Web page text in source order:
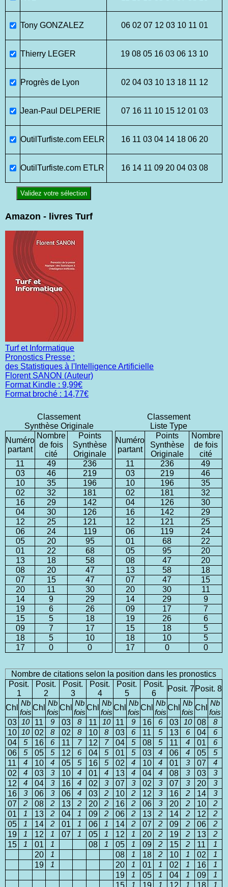
Tony GONZALEZ 06 02 07 12 03 10 11 01
Thierry LEGER 19 08 05 16 03 06 13 10
Progrès de Lyon 02 04 03 10 13 18 11 12
Jean-Paul DELPERIE 07 16 11 10 15 12 01 03
OutilTurfiste.com EELR 16 11 03 04 14 18 06 20
OutilTurfiste.com ETLR 16 14 11 09 20 04 03 08
Validez votre sélection
Amazon - livres Turf
Turf et Informatique
Pronostics Presse :
des Statistiques à l'Intelligence Artificielle
Florent SANON (Auteur)
Format Kindle : 9,99€
Format broché : 14,77€
Classement
Synthèse Originale
Numéro
partant
Nombre
de fois
cité
Points
Synthèse
Originale
11
49
236
03
46
219
10
35
196
02
32
181
16
29
142
04
30
126
12
25
121
06
24
119
05
20
95
01
22
68
13
18
58
08
20
47
07
15
47
20
11
30
14
9
29
19
6
26
15
5
18
09
7
17
18
5
10
17
0 0
Classement
Liste Type
Numéro
partant
Points
Synthèse
Originale
Nombre
de fois
cité
11
236
49
03
219
46
10
196
35
02
181
32
04
126
30
16
142
29
12
121
25
06
119
24
01
68
22
05
95
20
08
47
20
13
58
18
07
47
15
20
30
11
14
29
9
09
17
7
19
26
6
15
18
5
18
10
5
17
0 0
Nombre de citations selon la position dans les pronostics
Posit.
1
Posit.
2
Posit.
3
Posit.
4
Posit.
5
Posit.
6
Posit. 7 Posit. 8
Chl Nb
fois
Chl Nb
fois
Chl Nb
fois
Chl Nb
fois
Chl Nb
fois
Chl Nb
fois
Chl Nb
fois
Chl Nb
fois
03 10 11 9 03 8 11 10 11 9 16 6 03 10 08 8
10 10 02 8 02 8 10 8 03 6 11 5 13 6 04 6
04 5 16 6 11 7 12 7 04 5 08 5 11 4 01 6
06 5 05 5 12 6 04 5 01 5 03 4 06 4 05 5
11 4 10 4 05 5 16 5 02 4 10 4 01 3 07 4
02 4 03 3 10 4 01 4 13 4 04 4 08 3 03 3
12 4 04 3 16 4 02 3 07 3 02 3 07 3 20 3
16 3 06 3 06 4 03 2 10 2 12 3 16 2 14 3
07 2 08 2 13 2 20 2 16 2 06 3 20 2 10 2
01 1 13 2 04 1 09 2 06 2 13 2 14 2 12 2
05 1 14 2 01 1 06 1 14 2 07 2 09 2 06 2
19 1 12 1 07 1 05 1 12 1 20 2 19 2 13 2
15 1 01 1 08 1 05 1 09 2 15 2 11 1
20 1 08 1 18 2 10 1 02 1
19 1 20 1 01 1 02 1 16 1
19 1 05 1 04 1 09 1
15 1 19 1 12 1 18 1